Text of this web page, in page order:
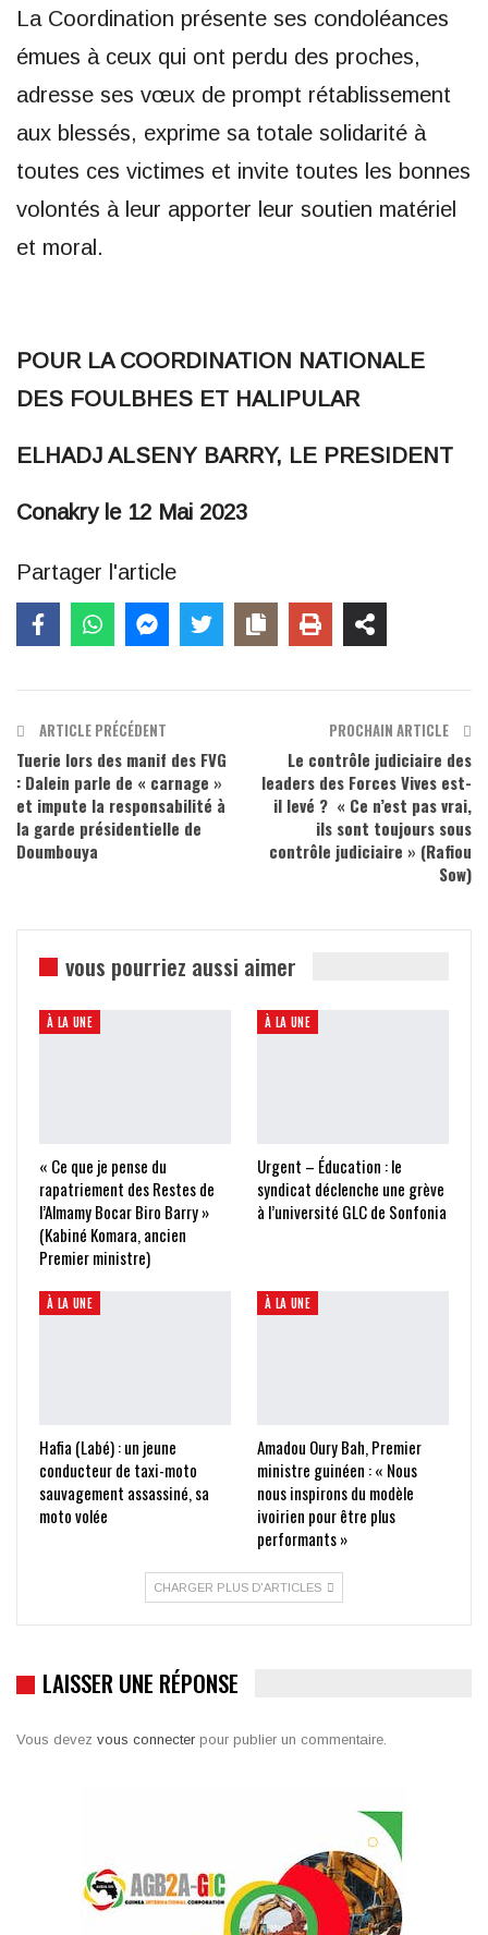
La Coordination présente ses condoléances
émues à ceux qui ont perdu des proches,
adresse ses vœux de prompt rétablissement
aux blessés, exprime sa totale solidarité à
toutes ces victimes et invite toutes les bonnes
volontés à leur apporter leur soutien matériel
et moral.
POUR LA COORDINATION NATIONALE
DES FOULBHES ET HALIPULAR
ELHADJ ALSENY BARRY, LE PRESIDENT
Conakry le 12 Mai 2023
Partager l'article
ARTICLE PRÉCÉDENT
Tuerie lors des manif des FVG
: Dalein parle de « carnage »
et impute la responsabilité à
la garde présidentielle de
Doumbouya
PROCHAIN ARTICLE
Le contrôle judiciaire des
leaders des Forces Vives est-
il levé ? « Ce n’est pas vrai,
ils sont toujours sous
contrôle judiciaire » (Rafiou
Sow)
vous pourriez aussi aimer
À LA UNE
« Ce que je pense du
rapatriement des Restes de
l’Almamy Bocar Biro Barry »
(Kabiné Komara, ancien
Premier ministre)
À LA UNE
Urgent – Éducation : le
syndicat déclenche une grève
à l’université GLC de Sonfonia
À LA UNE
Hafia (Labé) : un jeune
conducteur de taxi-moto
sauvagement assassiné, sa
moto volée
À LA UNE
Amadou Oury Bah, Premier
ministre guinéen : « Nous
nous inspirons du modèle
ivoirien pour être plus
performants »
CHARGER PLUS D'ARTICLES
LAISSER UNE RÉPONSE
Vous devez vous connecter pour publier un commentaire.